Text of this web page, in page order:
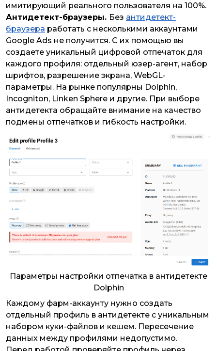
имитирующий реального пользователя на 100%.
Антидетект-браузеры. Без антидетект-
браузера работать с несколькими аккаунтами
Google Ads не получится. С их помощью вы
создаете уникальный цифровой отпечаток для
каждого профиля: отдельный юзер-агент, набор
шрифтов, разрешение экрана, WebGL-
параметры. На рынке популярны Dolphin,
Incogniton, Linken Sphere и другие. При выборе
антидетекта обращайте внимание на качество
подмены отпечатков и гибкость настройки.
Параметры настройки отпечатка в антидетекте
Dolphin
Каждому фарм-аккаунту нужно создать
отдельный профиль в антидетекте с уникальным
набором куки-файлов и кешем. Пересечение
данных между профилями недопустимо.